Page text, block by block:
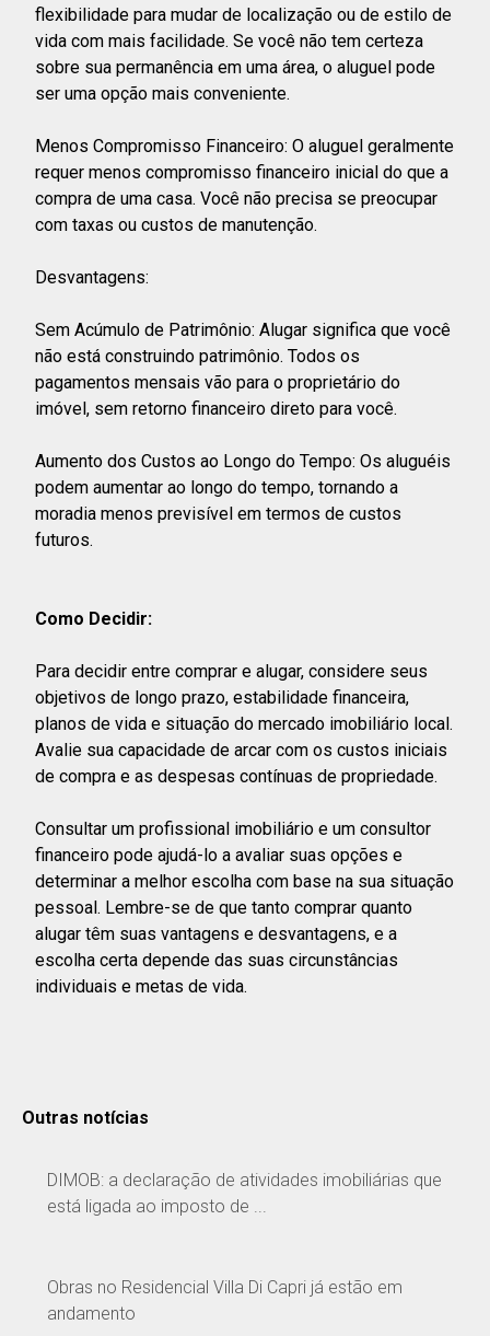
Outras notícias
DIMOB: a declaração de atividades imobiliárias que
está ligada ao imposto de ...
Obras no Residencial Villa Di Capri já estão em
andamento
flexibilidade para mudar de localização ou de estilo de
vida com mais facilidade. Se você não tem certeza
sobre sua permanência em uma área, o aluguel pode
ser uma opção mais conveniente.
Menos Compromisso Financeiro: O aluguel geralmente
requer menos compromisso financeiro inicial do que a
compra de uma casa. Você não precisa se preocupar
com taxas ou custos de manutenção.
Desvantagens:
Sem Acúmulo de Patrimônio: Alugar significa que você
não está construindo patrimônio. Todos os
pagamentos mensais vão para o proprietário do
imóvel, sem retorno financeiro direto para você.
Aumento dos Custos ao Longo do Tempo: Os aluguéis
podem aumentar ao longo do tempo, tornando a
moradia menos previsível em termos de custos
futuros.
Como Decidir:
Para decidir entre comprar e alugar, considere seus
objetivos de longo prazo, estabilidade financeira,
planos de vida e situação do mercado imobiliário local.
Avalie sua capacidade de arcar com os custos iniciais
de compra e as despesas contínuas de propriedade.
Consultar um profissional imobiliário e um consultor
financeiro pode ajudá-lo a avaliar suas opções e
determinar a melhor escolha com base na sua situação
pessoal. Lembre-se de que tanto comprar quanto
alugar têm suas vantagens e desvantagens, e a
escolha certa depende das suas circunstâncias
individuais e metas de vida.